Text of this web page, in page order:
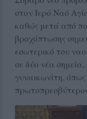
στον Ιερό Ναό
καθώς μετά από
βροχόπτωσης
εσωτερικό του
σε δύο νέα
γυναικωνίτη, όπως